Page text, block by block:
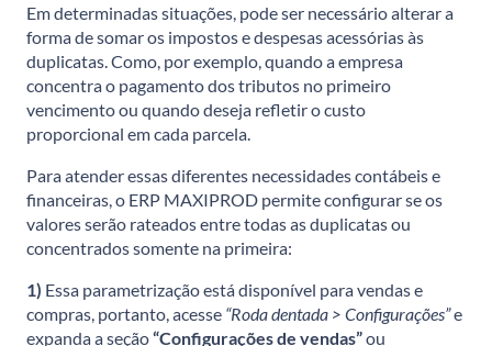
Em determinadas situações, pode ser necessário alterar a
forma de somar os impostos e despesas acessórias às
duplicatas. Como, por exemplo, quando a empresa
concentra o pagamento dos tributos no primeiro
vencimento ou quando deseja refletir o custo
proporcional em cada parcela.
Para atender essas diferentes necessidades contábeis e
financeiras, o ERP MAXIPROD permite configurar se os
valores serão rateados entre todas as duplicatas ou
concentrados somente na primeira:
1) Essa parametrização está disponível para vendas e
compras, portanto, acesse “Roda dentada > Configurações”e
expanda a seção“Configurações de vendas”ou